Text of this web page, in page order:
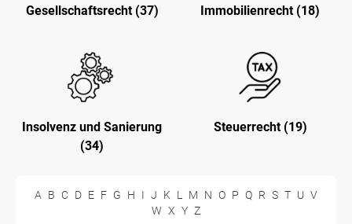
Gesellschaftsrecht (37) Immobilienrecht (18)
Insolvenz und Sanierung
(34)
Steuerrecht (19)
A B C D E F G H I J K L M N O P Q R S T U V
W X Y Z